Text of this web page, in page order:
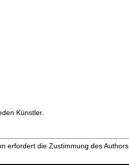
Künstler.
erfordert die Zustimmung des Authors